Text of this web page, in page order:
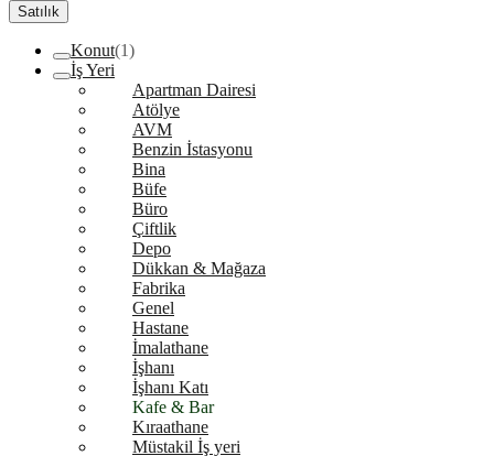
Satılık
Konut(1)
İş Yeri
Apartman Dairesi
Atölye
AVM
Benzin İstasyonu
Bina
Büfe
Büro
Çiftlik
Depo
Dükkan & Mağaza
Fabrika
Genel
Hastane
İmalathane
İşhanı
İşhanı Katı
Kafe & Bar
Kıraathane
Müstakil İş yeri